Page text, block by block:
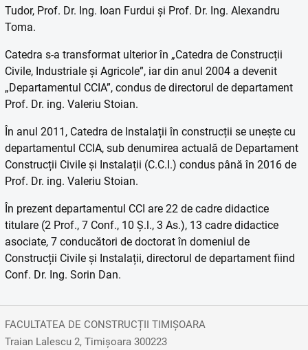
Tudor, Prof. Dr. Ing. Ioan Furdui și Prof. Dr. Ing. Alexandru
Toma.
Catedra s-a transformat ulterior în „Catedra de Construcții
Civile, Industriale și Agricole”, iar din anul 2004 a devenit
„Departamentul CCIA”, condus de directorul de departament
Prof. Dr. ing. Valeriu Stoian.
În anul 2011, Catedra de Instalații în construcții se unește cu
departamentul CCIA, sub denumirea actuală de Departament
Construcții Civile și Instalații (C.C.I.) condus până în 2016 de
Prof. Dr. ing. Valeriu Stoian.
În prezent departamentul CCI are 22 de cadre didactice
titulare (2 Prof., 7 Conf., 10 Ș.l., 3 As.), 13 cadre didactice
asociate, 7 conducători de doctorat în domeniul de
Construcții Civile și Instalații, directorul de departament fiind
Conf. Dr. Ing. Sorin Dan.
FACULTATEA DE CONSTRUCȚII TIMIȘOARA
Traian Lalescu 2, Timișoara 300223